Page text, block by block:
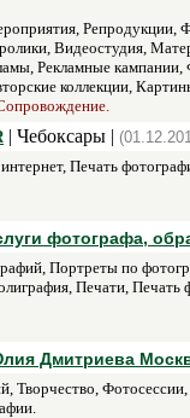
Видеостудия,
Рекламные
коллекции,
| Чебоксары |
интернет, Печать
фотографа,
Портреты по
Печати,
Дмитриева
Творчество,